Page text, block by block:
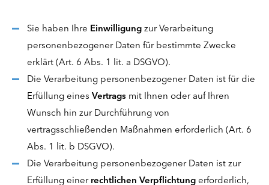
Sie haben Ihre Einwilligungzur Verarbeitung
personenbezogener Daten für bestimmte Zwecke
erklärt (Art. 6 Abs. 1 lit. a DSGVO).
Die Verarbeitung personenbezogener Daten ist für die
Erfüllung eines Vertrags mit Ihnen oder auf Ihren
Wunsch hin zur Durchführung von
vertragsschließenden Maßnahmen erforderlich (Art. 6
Abs. 1 lit. b DSGVO).
Die Verarbeitung personenbezogener Daten ist zur
Erfüllung einerrechtlichen Verpflichtungerforderlich,